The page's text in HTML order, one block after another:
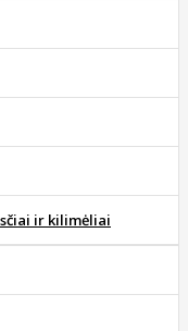
ir kilimėliai